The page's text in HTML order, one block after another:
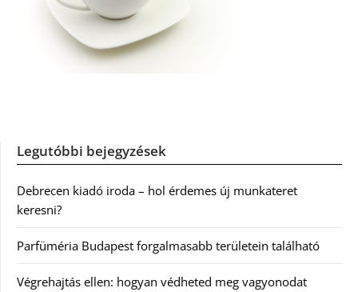
Legutóbbi bejegyzések
Debrecen kiadó iroda – hol érdemes új munkateret
keresni?
Parfüméria Budapest forgalmasabb területein található
Végrehajtás ellen: hogyan védheted meg vagyonodat